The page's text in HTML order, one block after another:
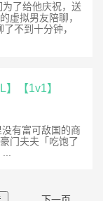
了给他庆祝，送
虚拟男友陪聊，
不到十分钟，
【1v1】
有富可敌国的商
门夫夫「吃饱了